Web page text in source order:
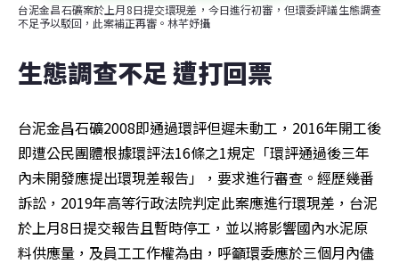
台泥金昌石礦案於上月8日提交環現差，今日進行初審，但環委評議生態調查
不足予以駁回，此案補正再審。林芊妤攝
生態調查不足 遭打回票
台泥金昌石礦2008即通過環評但遲未動工，2016年開工後
即遭公民團體根據環評法16條之1規定「環評通過後三年
內未開發應提出環現差報告」，要求進行審查。經歷幾番
訴訟，2019年高等行政法院判定此案應進行環現差，台泥
於上月8日提交報告且暫時停工，並以將影響國內水泥原
料供應量，及員工工作權為由，呼籲環委應於三個月內儘